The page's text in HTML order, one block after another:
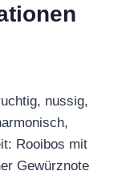
nussig,
Rooibos mit
Gewürznote